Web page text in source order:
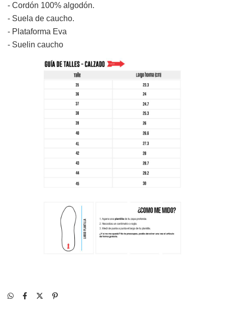
- Cordón 100% algodón.
- Suela de caucho.
- Plataforma Eva
- Suelin caucho